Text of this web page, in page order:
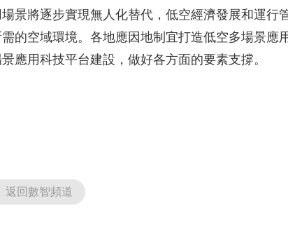
景將逐步實現無人化替代，低空經濟發展和運行
的空域環境。各地應因地制宜打造低空多場景應
應用科技平台建設，做好各方面的要素支撐。
返回數智頻道